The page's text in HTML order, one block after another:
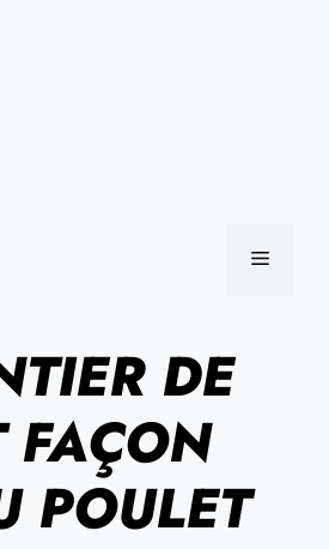
MENU
DE
FAÇON
POULET